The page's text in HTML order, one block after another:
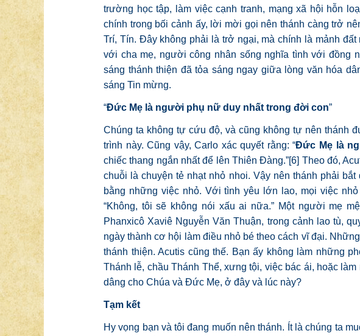
trường học tập, làm việc cạnh tranh, mạng xã hội hỗn
chính trong bối cảnh ấy, lời mời gọi nên thánh càng trở
Trí, Tín. Đây không phải là trở ngại, mà chính là mảnh
với cha mẹ, người công nhân sống nghĩa tình với đồng
sáng thánh thiện đã tỏa sáng ngay giữa lòng văn hóa
sáng Tin mừng.
“Đức Mẹ là người phụ nữ duy nhất trong đời con”
Chúng ta không tự cứu độ, và cũng không tự nên thánh
trình này. Cũng vậy, Carlo xác quyết rằng: “Đức Mẹ là
chiếc thang ngắn nhất để lên Thiên Đàng.”[6] Theo đó,
chuỗi là chuyện tẻ nhạt nhỏ nhoi. Vậy nên thánh phải
bằng những việc nhỏ. Với tình yêu lớn lao, mọi việc
“Không, tôi sẽ không nói xấu ai nữa.” Một người mẹ
Phanxicô Xaviê Nguyễn Văn Thuận, trong cảnh lao tù,
ngày thành cơ hội làm điều nhỏ bé theo cách vĩ đại.
thánh thiện. Acutis cũng thế. Bạn ấy không làm những
Thánh lễ, chầu Thánh Thể, xưng tội, việc bác ái, hoặc
dâng cho Chúa và Đức Mẹ, ở đây và lúc này?
Tạm kết
Hy vọng bạn và tôi đang muốn nên thánh. Ít là chúng ta